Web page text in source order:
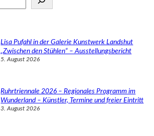
Lisa Pufahl in der Galerie Kunstwerk Landshut
„Zwischen den Stühlen“ – Ausstellungsbericht
5. August 2026
Ruhrtriennale 2026 – Regionales Programm im
Wunderland – Künstler, Termine und freier Eintritt
3. August 2026